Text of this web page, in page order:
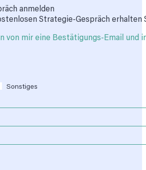
anmelden
Strategie-Gespräch
von mir eine Bestätigungs-Email
Sonstiges